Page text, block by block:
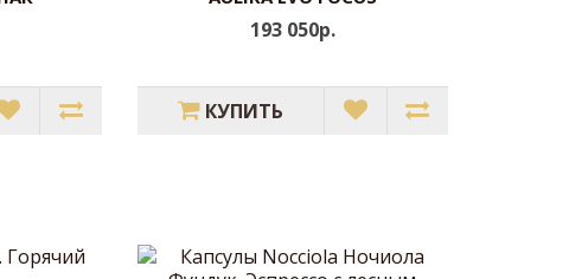
193 050р.
КУПИТЬ